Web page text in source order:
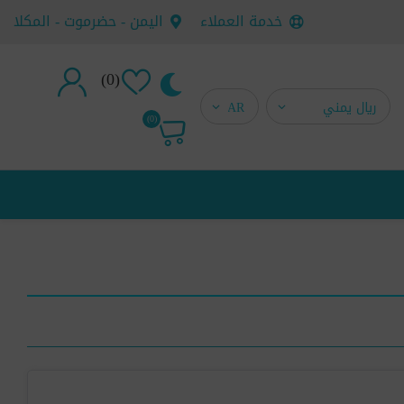
خدمة العملاء اليمن - حضرموت - المكلا
(0)
تسجيل جديد(0)